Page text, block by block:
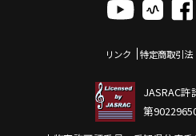
リンク 特定商取引法
JASRAC許
第